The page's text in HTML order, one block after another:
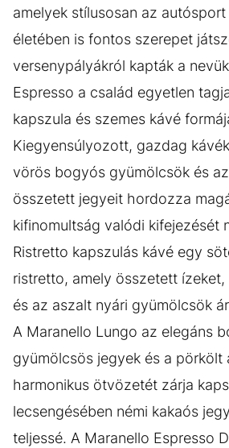
amelyek stílusosan az autósport
életében is fontos szerepet
versenypályákról kapták a
Espresso a család egyetlen
kapszula és szemes kávé
Kiegyensúlyozott, gazdag
vörös bogyós gyümölcsök és
összetett jegyeit hordozza
kifinomultság valódi kifejezését
Ristretto kapszulás kávé egy
ristretto, amely összetett ízeket,
és az aszalt nyári gyümölcsök
A Maranello Lungo az elegáns
gyümölcsös jegyek és a pörkölt
harmonikus ötvözetét zárja
lecsengésében némi kakaós
teljessé. A Maranello Espresso